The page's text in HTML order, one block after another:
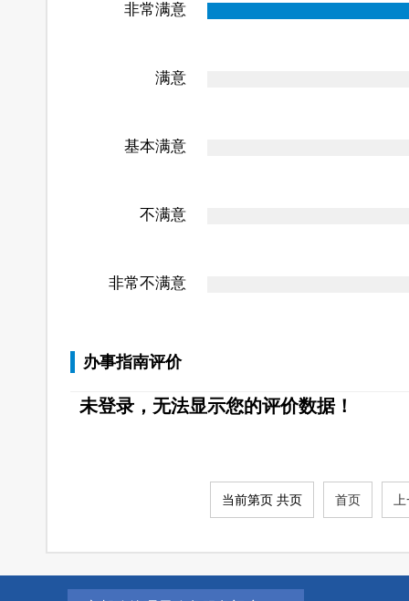
非常满意
满意
基本满意
不满意
非常不满意
办事指南评价
未登录，无法显示您的评价数据！
当前第页 共页 首页